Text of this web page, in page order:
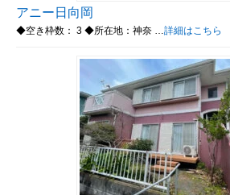
アニー日向岡
◆空き枠数： 3 ◆所在地：神奈 … 詳細はこちら